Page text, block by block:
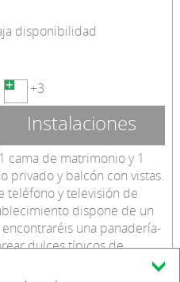
disponibilidad
+3
Instalaciones
cama de matrimonio y 1
privado y balcón con vistas.
teléfono y televisión de
dispone de un
una panadería-
dulces típicos de